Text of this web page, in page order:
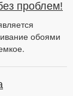
проблем!
обоями